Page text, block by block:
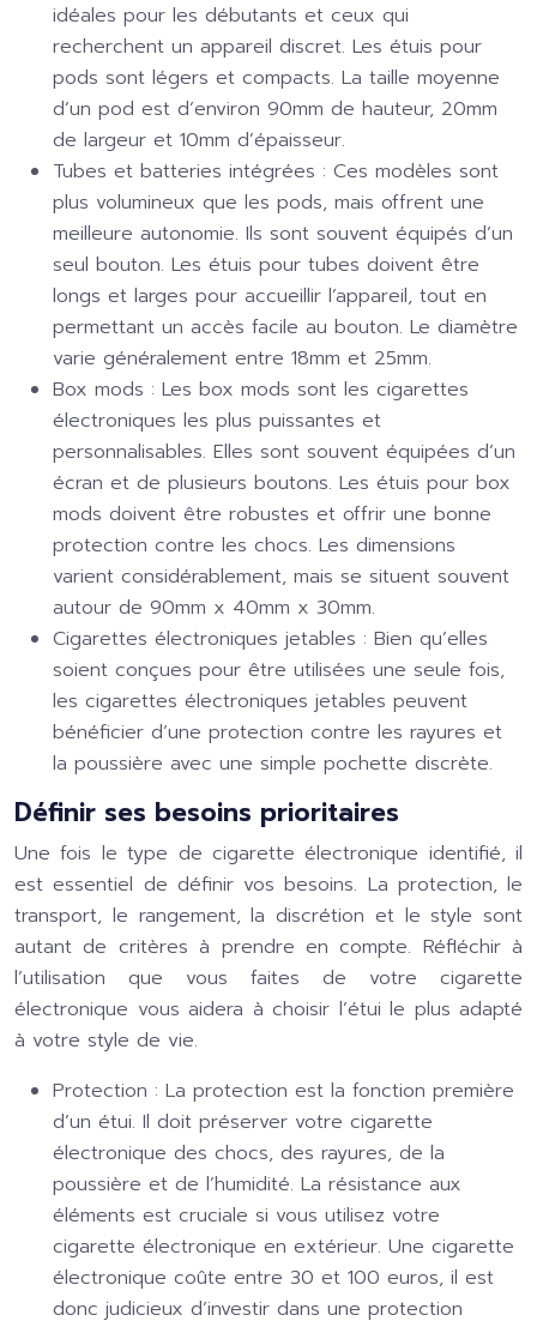
idéales pour les débutants et ceux qui
recherchent un appareil discret. Les étuis pour
pods sont légers et compacts. La taille moyenne
d’un pod est d’environ 90mm de hauteur, 20mm
de largeur et 10mm d’épaisseur.
Tubes et batteries intégrées : Ces modèles sont
plus volumineux que les pods, mais offrent une
meilleure autonomie. Ils sont souvent équipés d’un
seul bouton. Les étuis pour tubes doivent être
longs et larges pour accueillir l’appareil, tout en
permettant un accès facile au bouton. Le diamètre
varie généralement entre 18mm et 25mm.
Box mods : Les box mods sont les cigarettes
électroniques les plus puissantes et
personnalisables. Elles sont souvent équipées d’un
écran et de plusieurs boutons. Les étuis pour box
mods doivent être robustes et offrir une bonne
protection contre les chocs. Les dimensions
varient considérablement, mais se situent souvent
autour de 90mm x 40mm x 30mm.
Cigarettes électroniques jetables : Bien qu’elles
soient conçues pour être utilisées une seule fois,
les cigarettes électroniques jetables peuvent
bénéficier d’une protection contre les rayures et
la poussière avec une simple pochette discrète.
Définir ses besoins prioritaires
Une fois le type de cigarette électronique identifié, il
est essentiel de définir vos besoins. La protection, le
transport, le rangement, la discrétion et le style sont
autant de critères à prendre en compte. Réfléchir à
l’utilisation que vous faites de votre cigarette
électronique vous aidera à choisir l’étui le plus adapté
à votre style de vie.
Protection : La protection est la fonction première
d’un étui. Il doit préserver votre cigarette
électronique des chocs, des rayures, de la
poussière et de l’humidité. La résistance aux
éléments est cruciale si vous utilisez votre
cigarette électronique en extérieur. Une cigarette
électronique coûte entre 30 et 100 euros, il est
donc judicieux d’investir dans une protection